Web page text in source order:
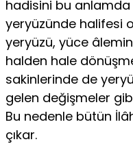
hadisini bu anlamda
yeryüzünde halifesi
yeryüzü, yüce
halden hale
sakinlerinde de
gelen değişmeler
Bu nedenle bütün
çıkar.